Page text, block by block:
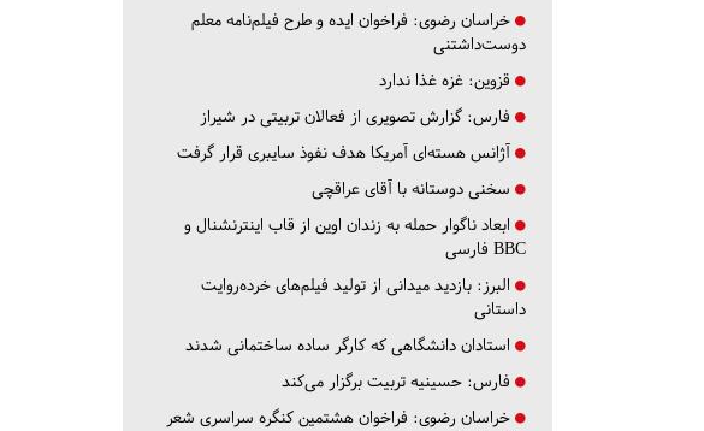
خراسان رضوی: فراخوان ایده و طرح فیلم‌نامه معلم
دوست‌داشتنی
قزوین: غزه غذا ندارد
فارس: گزارش تصویری از فعالان تربیتی در شیراز
آژانس هسته‌ای آمریکا هدف نفوذ سایبری قرار گرفت
سخنی دوستانه با آقای عراقچی
ابعاد ناگوار حمله به زندان اوین از قاب اینترنشنال و
BBC فارسی
البرز: بازدید میدانی از تولید فیلم‌های خرده‌روایت
داستانی
استادان دانشگاهی که کارگر ساده ساختمانی شدند
فارس: حسینیه تربیت برگزار می‌کند
خراسان رضوی: فراخوان هشتمین کنگره سراسری شعر